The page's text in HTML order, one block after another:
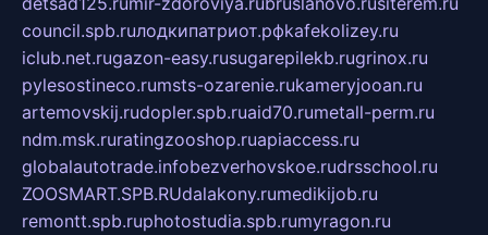
council.spb.ruлодкипатриот.рфkafekolizey.ru
iclub.net.rugazon-easy.rusugarepilekb.rugrinox.ru
pylesostineco.rumsts-ozarenie.rukameryjooan.ru
artemovskij.rudopler.spb.ruaid70.rumetall-perm.ru
ndm.msk.ruratingzooshop.ruapiaccess.ru
globalautotrade.infobezverhovskoe.rudrsschool.ru
ZOOSMART.SPB.RUdalakony.rumedikijob.ru
remontt.spb.ruphotostudia.spb.rumyragon.ru